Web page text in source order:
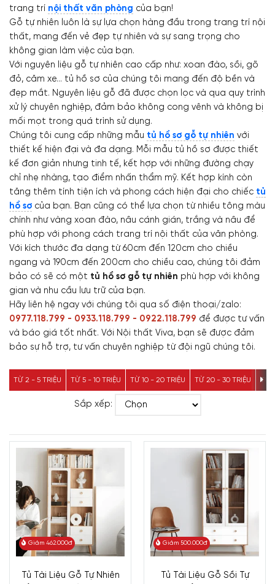
trang trí nội thất văn phòng của bạn!
Gỗ tự nhiên luôn là sự lựa chọn hàng đầu trong trang trí nội
thất, mang đến vẻ đẹp tự nhiên và sự sang trọng cho
không gian làm việc của bạn.
Với nguyên liệu gỗ tự nhiên cao cấp như: xoan đào, sồi, gõ
đỏ, căm xe... tủ hồ sơ của chúng tôi mang đến độ bền và
đẹp mắt. Nguyên liệu gỗ đã được chọn lọc và qua quy trình
xử lý chuyên nghiệp, đảm bảo không cong vênh và không bị
mối mọt trong quá trình sử dụng.
Chúng tôi cung cấp những mẫu tủ hồ sơ gỗ tự nhiên với
thiết kế hiện đại và đa dạng. Mỗi mẫu tủ hồ sơ được thiết
kế đơn giản nhưng tinh tế, kết hợp với những đường chạy
chỉ nhẹ nhàng, tạo điểm nhấn thẩm mỹ. Kết hợp kính còn
tăng thêm tính tiện ích và phong cách hiện đại cho chiếc tủ
hồ sơ của bạn. Bạn cũng có thể lựa chọn từ nhiều tông màu
chính như vàng xoan đào, nâu cánh gián, trắng và nâu để
phù hợp với phong cách trang trí nội thất của văn phòng.
Với kích thước đa dạng từ 60cm đến 120cm cho chiều
ngang và 190cm đến 200cm cho chiều cao, chúng tôi đảm
bảo có sẽ có một tủ hồ sơ gỗ tự nhiên phù hợp với không
gian và nhu cầu lưu trữ của bạn.
Hãy liên hệ ngay với chúng tôi qua số điện thoại/zalo:
0977.118.799 - 0933.118.799 - 0922.118.799 để được tư vấn
và báo giá tốt nhất. Với Nội thất Viva, bạn sẽ được đảm
bảo sự hỗ trợ, tư vấn chuyên nghiệp từ đội ngũ chúng tôi.
TỪ 2 - 5 TRIỆU TỪ 5 - 10 TRIỆU TỪ 10 - 20 TRIỆU TỪ 20 - 30 TRIỆU TỪ
Sắp xếp:
Giảm 462.000đ
Tủ Tài Liệu Gỗ Tự Nhiên
Giảm 500.000đ
Tủ Tài Liệu Gỗ Sồi Tự